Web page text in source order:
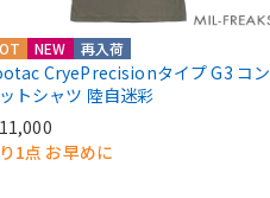
NEW 再入荷
CryePrecisionタイプ G3 コン
トシャツ 陸自迷彩
1点 お早めに